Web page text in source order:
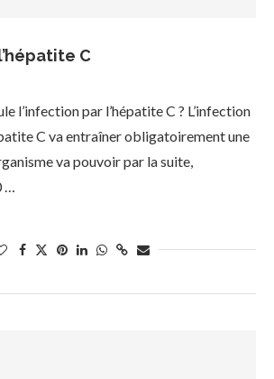
C
l’infection par l’hépatite C ? L’infection
C va entraîner obligatoirement une
va pouvoir par la suite,
…